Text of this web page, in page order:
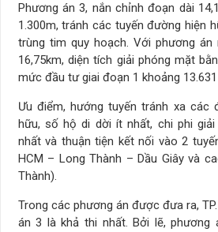
Phương án 3, nắn chỉnh đoạn dài
1.300m, tránh các tuyến đường hiện
trùng tim quy hoạch. Với phương án
16,75km, diện tích giải phóng mặt
mức đầu tư giai đoạn 1 khoảng
Ưu điểm, hướng tuyến tránh xa các
hữu, số hộ di dời ít nhất, chi phi
nhất và thuận tiện kết nối vào 2
HCM – Long Thành – Dầu Giây và
Thành).
Trong các phương án được đưa ra,
án 3 là khả thi nhất. Bởi lẽ, phương